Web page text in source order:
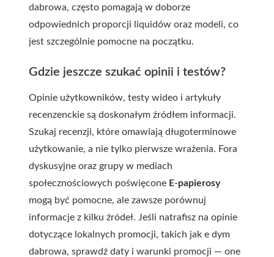
dabrowa, często pomagają w doborze
odpowiednich proporcji liquidów oraz modeli, co
jest szczególnie pomocne na początku.
Gdzie jeszcze szukać opinii i testów?
Opinie użytkowników, testy wideo i artykuły
recenzenckie są doskonałym źródłem informacji.
Szukaj recenzji, które omawiają długoterminowe
użytkowanie, a nie tylko pierwsze wrażenia. Fora
dyskusyjne oraz grupy w mediach
społecznościowych poświęcone E-papierosy
mogą być pomocne, ale zawsze porównuj
informacje z kilku źródeł. Jeśli natrafisz na opinie
dotyczące lokalnych promocji, takich jak e dym
dabrowa, sprawdź daty i warunki promocji — one